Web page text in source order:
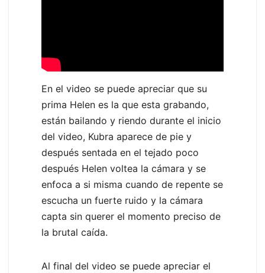
En el video se puede apreciar que su
prima Helen es la que esta grabando,
están bailando y riendo durante el inicio
del video, Kubra aparece de pie y
después sentada en el tejado poco
después Helen voltea la cámara y se
enfoca a si misma cuando de repente se
escucha un fuerte ruido y la cámara
capta sin querer el momento preciso de
la brutal caída.
Al final del video se puede apreciar el